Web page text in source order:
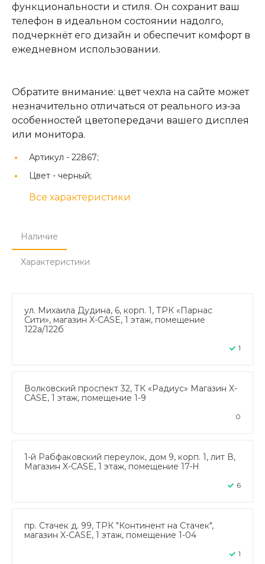
функциональности и стиля. Он сохранит ваш
телефон в идеальном состоянии надолго,
подчеркнёт его дизайн и обеспечит комфорт в
ежедневном использовании.
Обратите внимание: цвет чехла на сайте может
незначительно отличаться от реального из‑за
особенностей цветопередачи вашего дисплея
или монитора.
Артикул - 22867;
Цвет - черный;
Все характеристики
Наличие
Характеристики
ул. Михаила Дудина, 6, корп. 1, ТРК «Парнас
Сити», магазин X-CASE, 1 этаж, помещение
122а/122б
1
Волковский проспект 32, ТК «Радиус» Магазин X-
CASE, 1 этаж, помещение 1-9
0
1-й Рабфаковский переулок, дом 9, корп. 1, лит В,
Магазин X-CASE, 1 этаж, помещение 17-Н
6
пр. Стачек д. 99, ТРК "Континент на Стачек",
магазин X-CASE, 1 этаж, помещение 1-04
1